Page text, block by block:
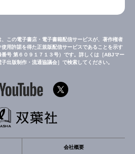
、この電子書店・電子書籍配信サービスが、著作権者
使用許諾を得た正規版配信サービスであることを示す
番号 第６０９１７１３号）です。詳しくは［ABJマー
出版制作・流通協議会］で検索してください。
会社概要